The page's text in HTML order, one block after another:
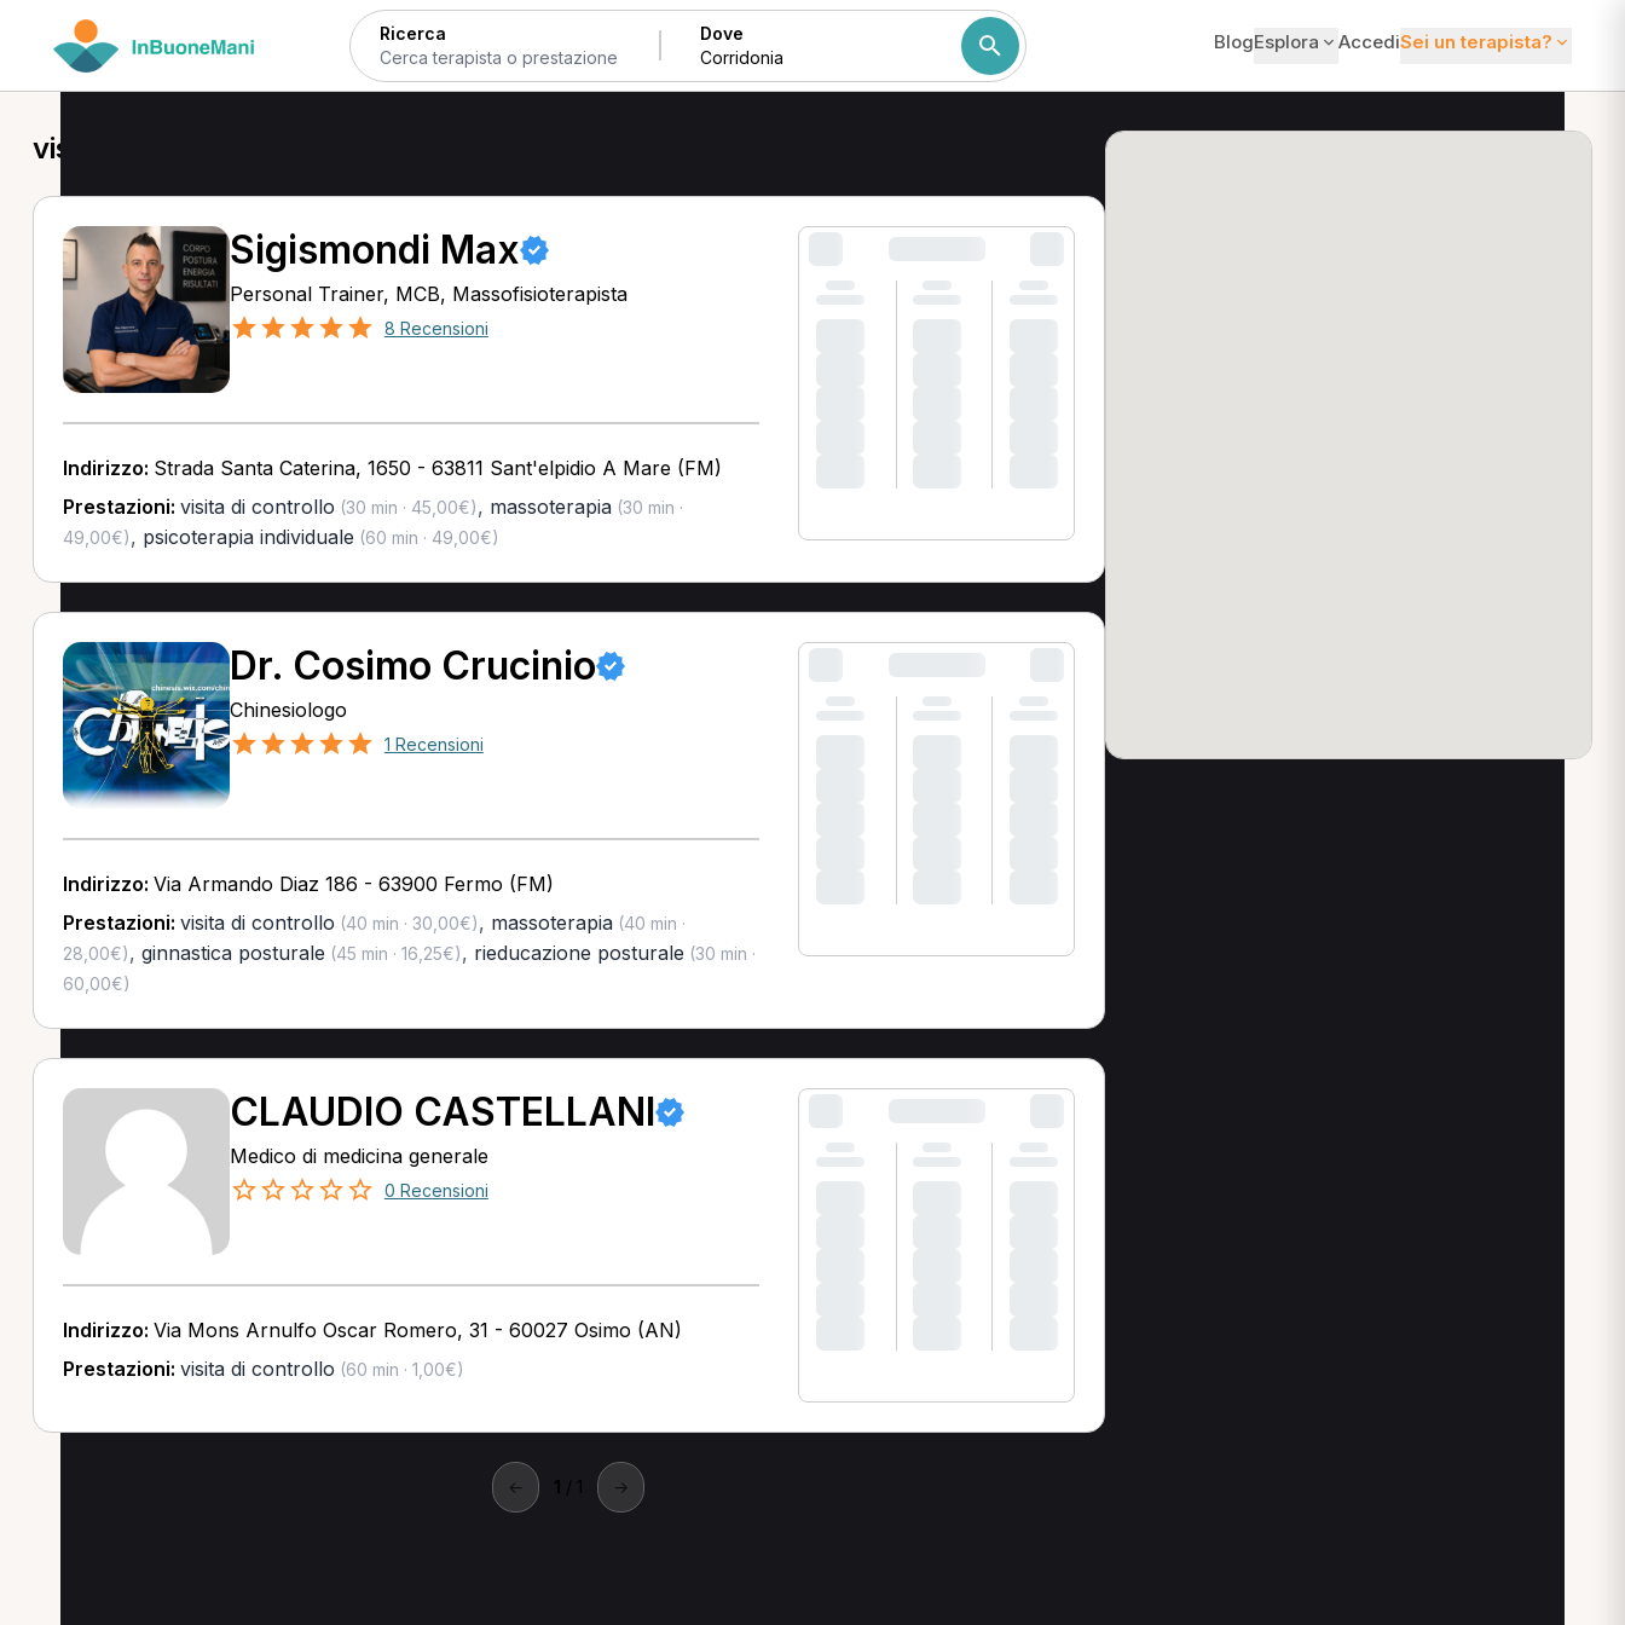
Ricerca Dove BlogEsplora AccediSei un terapista?
visita di controllo a Corridonia
Sigismondi Max
Personal Trainer, MCB, Massofisioterapista
8 Recensioni
Indirizzo: Strada Santa Caterina, 1650 - 63811 Sant'elpidio A Mare (FM)
Prestazioni: visita di controllo (30 min · 45,00€), massoterapia(30 min ·
49,00€), psicoterapia individuale (60 min · 49,00€)
Dr. Cosimo Crucinio
Chinesiologo
1 Recensioni
Indirizzo: Via Armando Diaz 186 - 63900 Fermo (FM)
Prestazioni: visita di controllo (40 min · 30,00€), massoterapia(40 min ·
28,00€), ginnastica posturale (45 min · 16,25€), rieducazione posturale (30 min ·
60,00€)
CLAUDIO CASTELLANI
Medico di medicina generale
0 Recensioni
Indirizzo: Via Mons Arnulfo Oscar Romero, 31 - 60027 Osimo (AN)
Prestazioni: visita di controllo (60 min · 1,00€)
← 1 / 1 →